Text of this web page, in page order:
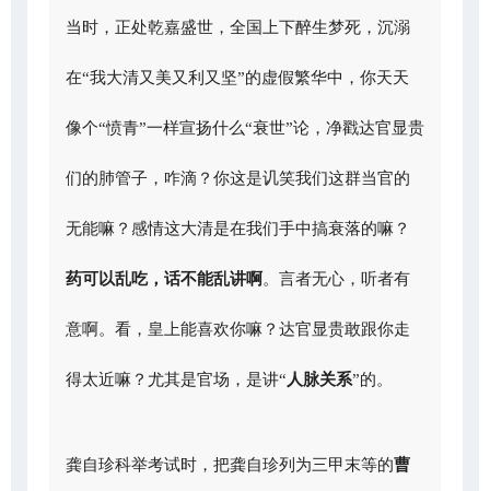
当时，正处乾嘉盛世，全国上下醉生梦死，沉溺
在“我大清又美又利又坚”的虚假繁华中，你天天
像个“愤青”一样宣扬什么“衰世”论，净戳达官显贵
们的肺管子，咋滴？你这是讥笑我们这群当官的
无能嘛？感情这大清是在我们手中搞衰落的嘛？
药可以乱吃，话不能乱讲啊。言者无心，听者有
意啊。看，皇上能喜欢你嘛？达官显贵敢跟你走
得太近嘛？尤其是官场，是讲“ 人脉关系”的。
龚自珍科举考试时，把龚自珍列为三甲末等的曹